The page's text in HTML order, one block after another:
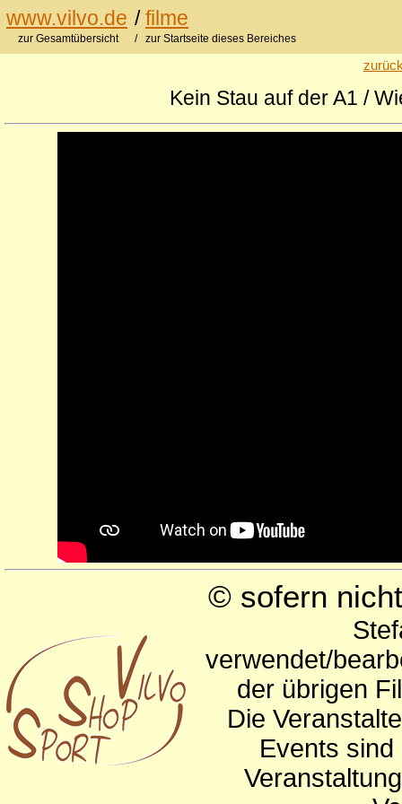
www.vilvo.de /filme
zur Gesamtübersicht / zur Startseite dieses Bereiches
Kein Stau auf der A1 /
© sofern
verwendet/
der übrigen
Die
Events